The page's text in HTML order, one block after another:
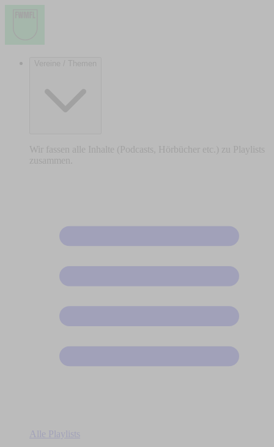
Vereine / Themen
Wir fassen alle Inhalte (Podcasts, Hörbücher etc.) zu Playlists
zusammen.
Alle Playlists